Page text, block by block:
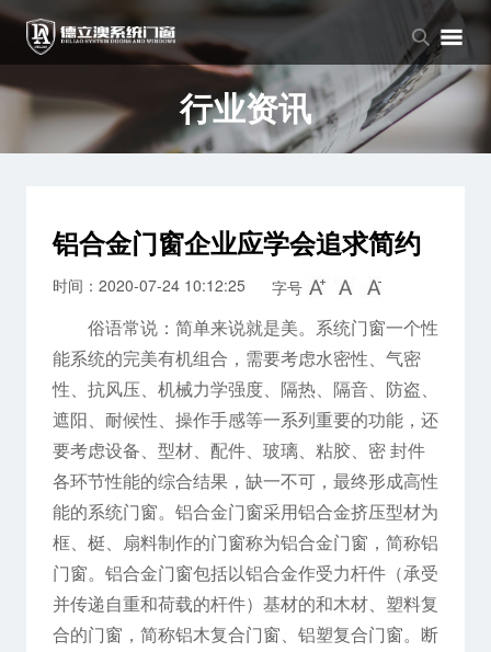
品牌中心
品牌介绍
企业文化
产品中心
窗系列
门系列
新闻中心
公司新闻
行业资讯
行业资讯
铝合金门窗企业应学会追求简约
时间：2020-07-24 10:12:25 字号
俗语常说：简单来说就是美。系统门窗一个性
能系统的完美有机组合，需要考虑水密性、气密
性、抗风压、机械力学强度、隔热、隔音、防盗、
遮阳、耐候性、操作手感等一系列重要的功能，还
要考虑设备、型材、配件、玻璃、粘胶、密 封件
各环节性能的综合结果，缺一不可，最终形成高性
能的系统门窗。铝合金门窗采用铝合金挤压型材为
框、梃、扇料制作的门窗称为铝合金门窗，简称铝
门窗。铝合金门窗包括以铝合金作受力杆件（承受
并传递自重和荷载的杆件）基材的和木材、塑料复
合的门窗，简称铝木复合门窗、铝塑复合门窗。断